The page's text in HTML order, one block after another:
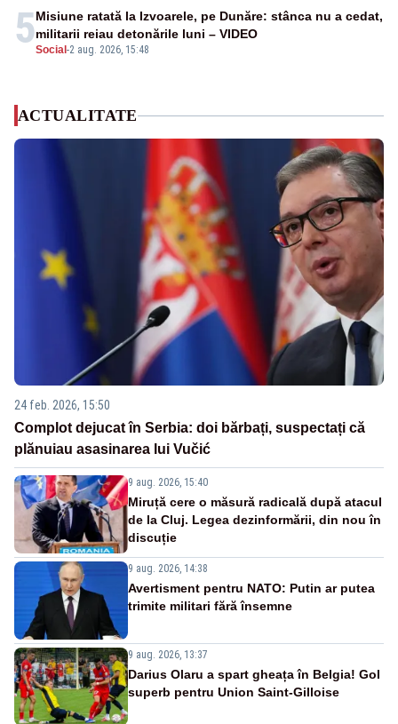
5Social -2 aug. 2026, 15:48
Misiune ratată la Izvoarele, pe Dunăre: stânca nu a cedat,
militarii reiau detonările luni – VIDEO
ACTUALITATE
24 feb. 2026, 15:50
Complot dejucat în Serbia: doi bărbați, suspectați că
plănuiau asasinarea lui Vučić
9 aug. 2026, 15:40
Miruță cere o măsură radicală după atacul
de la Cluj. Legea dezinformării, din nou în
discuție
9 aug. 2026, 14:38
Avertisment pentru NATO: Putin ar putea
trimite militari fără însemne
9 aug. 2026, 13:37
Darius Olaru a spart gheața în Belgia! Gol
superb pentru Union Saint-Gilloise